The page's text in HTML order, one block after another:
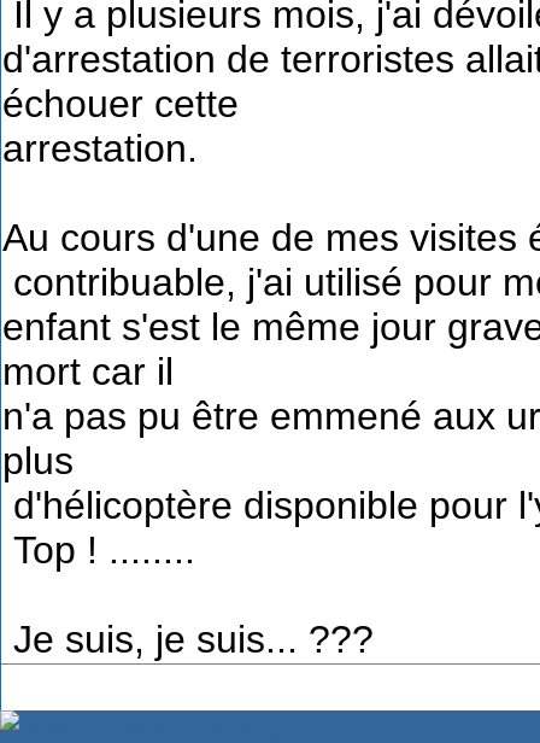
Il y a plusieurs mois, j'ai
d'arrestation de terroristes
échouer cette
arrestation.
Au cours d'une de mes visites
contribuable, j'ai utilisé pour
enfant s'est le même jour
mort car il
n'a pas pu être emmené aux
plus
d'hélicoptère disponible pour
Top ! ........
Je suis, je suis... ???